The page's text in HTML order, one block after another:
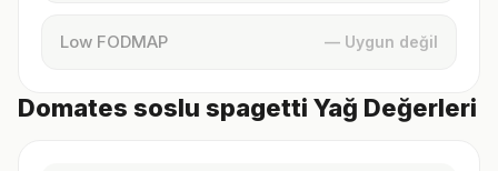
Low FODMAP — Uygun değil
Domates soslu spagetti Yağ Değerleri